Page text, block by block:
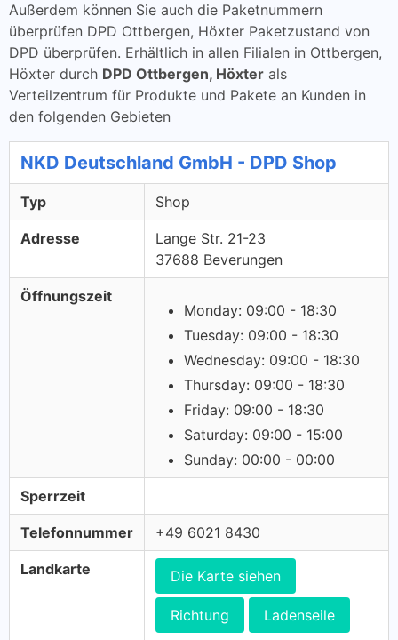
Außerdem können Sie auch die Paketnummern
überprüfen DPD Ottbergen, Höxter Paketzustand von
DPD überprüfen. Erhältlich in allen Filialen in Ottbergen,
Höxter durch DPD Ottbergen, Höxter als
Verteilzentrum für Produkte und Pakete an Kunden in
den folgenden Gebieten
NKD Deutschland GmbH - DPD Shop
Typ Shop
Adresse
Lange Str. 21-23
37688 Beverungen
Öffnungszeit
Monday: 09:00 - 18:30
Tuesday: 09:00 - 18:30
Wednesday: 09:00 - 18:30
Thursday: 09:00 - 18:30
Friday: 09:00 - 18:30
Saturday: 09:00 - 15:00
Sunday: 00:00 - 00:00
Sperrzeit
Telefonnummer +49 6021 8430
Landkarte Die Karte siehen
Richtung Ladenseile